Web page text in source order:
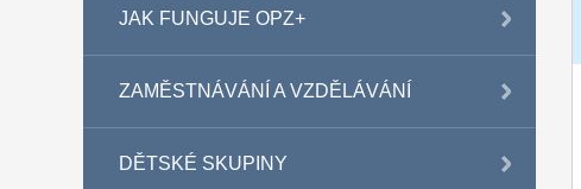
JAK FUNGUJE OPZ+
ZAMĚSTNÁVÁNÍ A VZDĚLÁVÁNÍ
DĚTSKÉ SKUPINY